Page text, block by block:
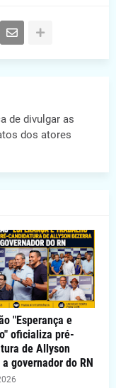
de divulgar as
dos atores
"Esperança e
oficializa pré-
de Allyson
a governador do RN